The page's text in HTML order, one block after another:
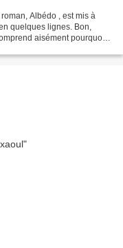
Albédo , est mis à
quelques lignes. Bon,
aisément pourquoi